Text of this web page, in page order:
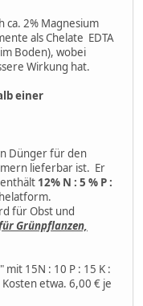
ca. 2% Magnesium
als Chelate EDTA
Boden), wobei
Wirkung hat.
einer
Dünger für den
lieferbar ist. Er
12% N : 5 % P :
für Obst und
Grünpflanzen,
" mit 15N : 10 P : 15 K :
etwa. 6,00 € je